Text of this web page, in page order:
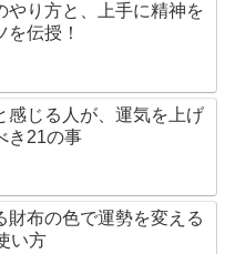
やり方と、上手に精神を
を伝授！
感じる人が、運気を上げ
き21の事
財布の色で運勢を変える
い方